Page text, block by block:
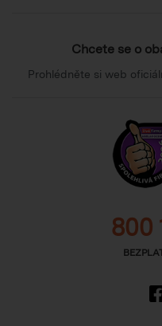
Chcete se o
Prohlédněte si web
800